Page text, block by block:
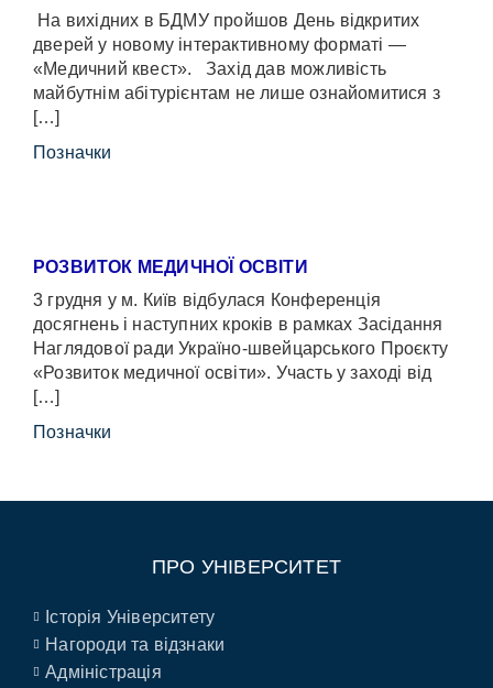
На вихідних в БДМУ пройшов День відкритих
дверей у новому інтерактивному форматі —
«Медичний квест». Захід дав можливість
майбутнім абітурієнтам не лише ознайомитися з
[…]
Позначки
РОЗВИТОК МЕДИЧНОЇ ОСВІТИ
3 грудня у м. Київ відбулася Конференція
досягнень і наступних кроків в рамках Засідання
Наглядової ради Україно-швейцарського Проєкту
«Розвиток медичної освіти». Участь у заході від
[…]
Позначки
ПРО УНІВЕРСИТЕТ
Історія Університету
Нагороди та відзнаки
Адміністрація